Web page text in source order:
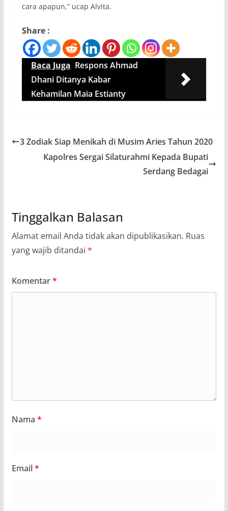
cara apapun,” ucap Alvita.
Share :
Baca Juga Respons Ahmad
Dhani Ditanya Kabar
Kehamilan Maia Estianty
3 Zodiak Siap Menikah di Musim Aries Tahun 2020
Kapolres Sergai Silaturahmi Kepada Bupati
Serdang Bedagai
Tinggalkan Balasan
Alamat email Anda tidak akan dipublikasikan. Ruas
yang wajib ditandai *
Komentar*
Nama *
Email*